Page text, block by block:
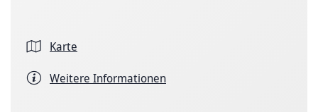
Karte
Weitere Informationen